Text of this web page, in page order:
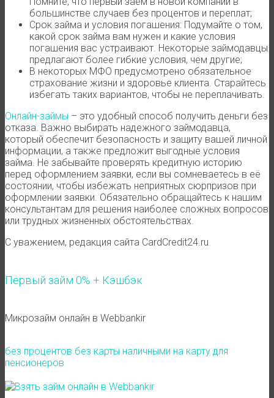
большинстве случаев без процентов и переплат;
Срок займа и условия погашения: Подумайте о том,
какой срок займа вам нужен и какие условия
погашения вас устраивают. Некоторые займодавцы
предлагают более гибкие условия, чем другие;
В некоторых МФО предусмотрено обязательное
страхование жизни и здоровье клиента. Старайтесь
избегать таких вариантов, чтобы не переплачивать.
Онлайн-займы – это удобный способ получить деньги без
отказа. Важно выбирать надежного займодавца,
который обеспечит безопасность и защиту вашей личной
информации, а также предложит выгодные условия
займа. Не забывайте проверять кредитную историю
перед оформлением заявки, если вы сомневаетесь в её
состоянии, чтобы избежать неприятных сюрпризов при
оформлении заявки. Обязательно обращайтесь к нашим
консультантам для решения наиболее сложных вопросов
или трудных жизненных обстоятельствах.
С уважением, редакция сайта CardCredit24.ru
Первый займ 0% + Кэшбэк
Микрозайм онлайн в Webbankir
без процентов без карты наличными на карту для
пенсионеров